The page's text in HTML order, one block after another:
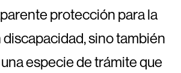
protección para la
sino también
especie de trámite que